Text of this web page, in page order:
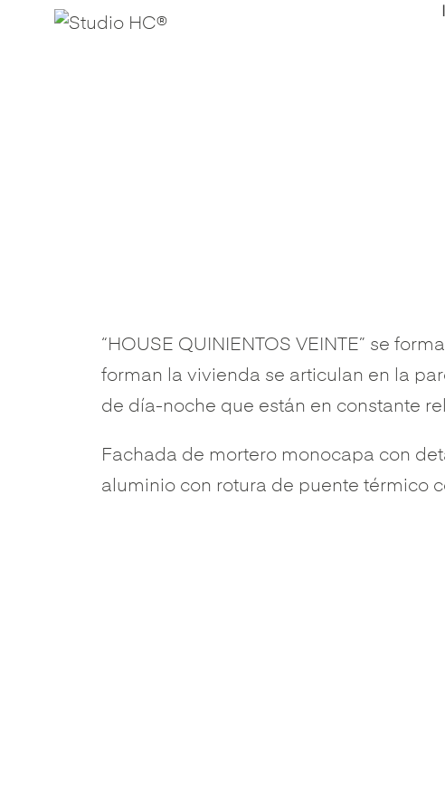
“HOUSE QUINIENTOS VEINTE” se
forman la vivienda se articulan en la
de día-noche que están en constante
Fachada de mortero monocapa con
aluminio con rotura de puente térmico